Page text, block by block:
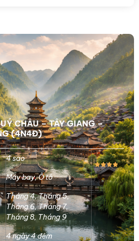
CHÂU – TÂY GIANG –
(4N4Đ)
4 sao
Máy bay,Ô tô
Tháng 4,Tháng 5,
Tháng 6,Tháng 7,
Tháng 8,Tháng 9
4 ngày 4 đêm